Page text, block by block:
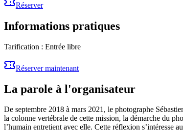
Réserver
Informations pratiques
Tarification : Entrée libre
Réserver maintenant
La parole à l'organisateur
De septembre 2018 à mars 2021, le photographe
la colonne vertébrale de cette mission, la démarche du
l’humain entretient avec elle. Cette réflexion s’intéresse